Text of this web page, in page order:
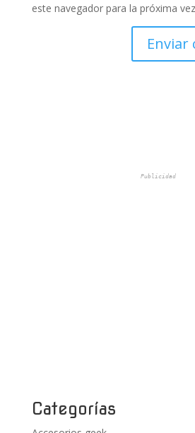
este navegador para la próxima
Publicidad
Categorías